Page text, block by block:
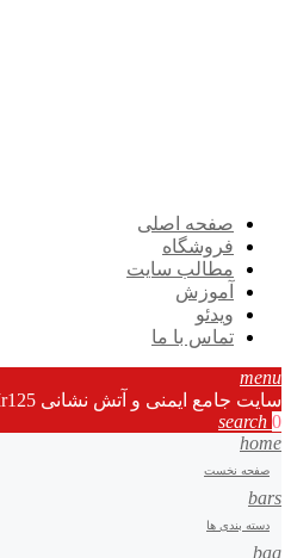
صفحه اصلی
فروشگاه
مطالب سایت
آموزش
ویدئو
تماس با ما
menu
سایت جامع ایمنی و آتش نشانی Ir125
search 0
home
صفحه نخست
bars
دسته بندی ها
bag